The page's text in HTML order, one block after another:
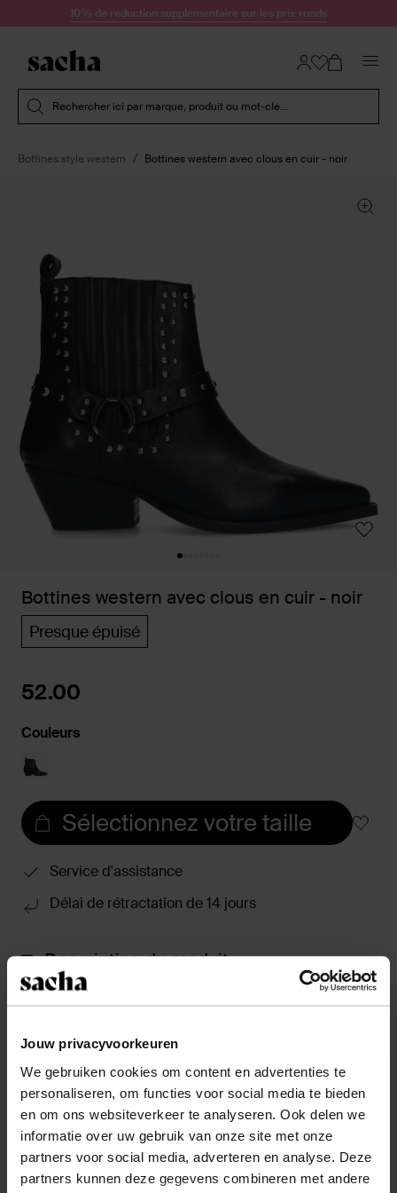
Jouw privacyvoorkeuren
We gebruiken cookies om content en advertenties te
personaliseren, om functies voor social media te bieden
en om ons websiteverkeer te analyseren. Ook delen we
informatie over uw gebruik van onze site met onze
partners voor social media, adverteren en analyse. Deze
partners kunnen deze gegevens combineren met andere
Passer au contenu10% de réduction supplémentaire sur les prix ronds
Rechercher ici par marque, produit ou mot-clé...
Bottines style western Bottines western avec clous en cuir - noir
Bottines western avec clous en cuir - noir
Presque épuisé
52.00
Couleurs
Sélectionnez votre taille
Service d'assistance
Délai de rétractation de 14 jours
Description du produit
Ces bottines western de Sacha ont des détails
bottines western ont un talon carré de 5 cm, une
hauteur de tige de 13 cm et une circonférence de tige
de 27 cm. Les bottes noires sont entièrement en cuir,
alors entretenez les santiags avec Collonil Clean &
Care 200ml.
Détails du produit